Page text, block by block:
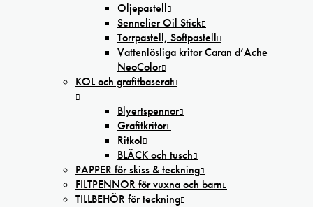
Oljepastell
Sennelier Oil Stick
Torrpastell, Softpastell
Vattenlösliga kritor Caran d’Ache
NeoColor
KOL och grafitbaserat
Blyertspennor
Grafitkritor
Ritkol
BLÄCK och tusch
PAPPER för skiss & teckning
FILTPENNOR för vuxna och barn
TILLBEHÖR för teckning